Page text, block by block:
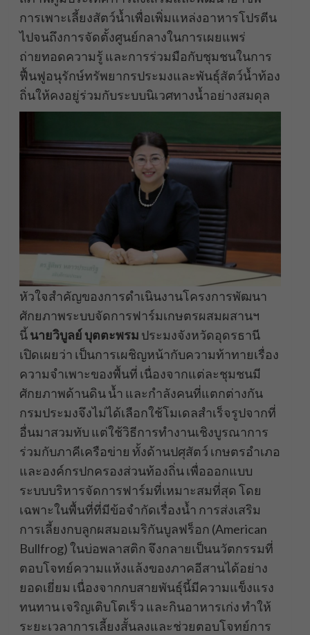
การเพาะเลี้ยงสัตว์น้ำเพื่อเพิ่มแหล่งอาหารโปรตีน
ไปจนถึงการจัดตั้งศูนย์กลางในการเผยแพร่
ถ่ายทอดความรู้ และการร่วมมือกับชุมชนในการ
ฟื้นฟูอนุรักษ์ทรัพยากรประมงและพันธุ์สัตว์น้ำท้อง
ถิ่นให้คงอยู่ร่วมกับระบบนิเวศทางน้ำอย่างสมดุล
หัวใจสำคัญของการดำเนินงานโครงการพัฒนา
ศักยภาพระบบจัดการฟาร์มเกษตรผสมผสานฯ
นี้นายวิบูลย์ บุตตะพรม ประมงจังหวัดอุดรธานี
เปิดเผยว่า เป็นการเผชิญหน้ากับความท้าทายเรื่อง
ความจำเพาะของพื้นที่ เนื่องจากแต่ละชุมชนมี
ศักยภาพด้านดิน น้ำ และกำลังคนที่แตกต่างกัน
กรมประมงจึงไม่ได้เลือกใช้โมเดลสำเร็จรูปจากที่
อื่นมาสวมทับ แต่ใช้วิธีการทำงานเชิงบูรณาการ
ร่วมกับภาคีเครือข่าย ทั้งด้านปศุสัตว์ เกษตรอำเภอ
และองค์กรปกครองส่วนท้องถิ่น เพื่อออกแบบ
ระบบบริหารจัดการฟาร์มที่เหมาะสมที่สุด โดย
เฉพาะในพื้นที่ที่มีข้อจำกัดเรื่องน้ำ การส่งเสริม
การเลี้ยงกบลูกผสมอเมริกันบูลฟร็อก (American
Bullfrog) ในบ่อพลาสติก จึงกลายเป็นนวัตกรรมที่
ตอบโจทย์ความแห้งแล้งของภาคอีสานได้อย่าง
ยอดเยี่ยม เนื่องจากกบสายพันธุ์นี้มีความแข็งแรง
ทนทาน เจริญเติบโตเร็ว และกินอาหารเก่ง ทำให้
ระยะเวลาการเลี้ยงสั้นลงและช่วยตอบโจทย์การ